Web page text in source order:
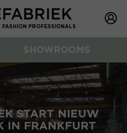
PROFESSIONALS
SHOWROOMS
START NIEUW
IN FRANKFURT